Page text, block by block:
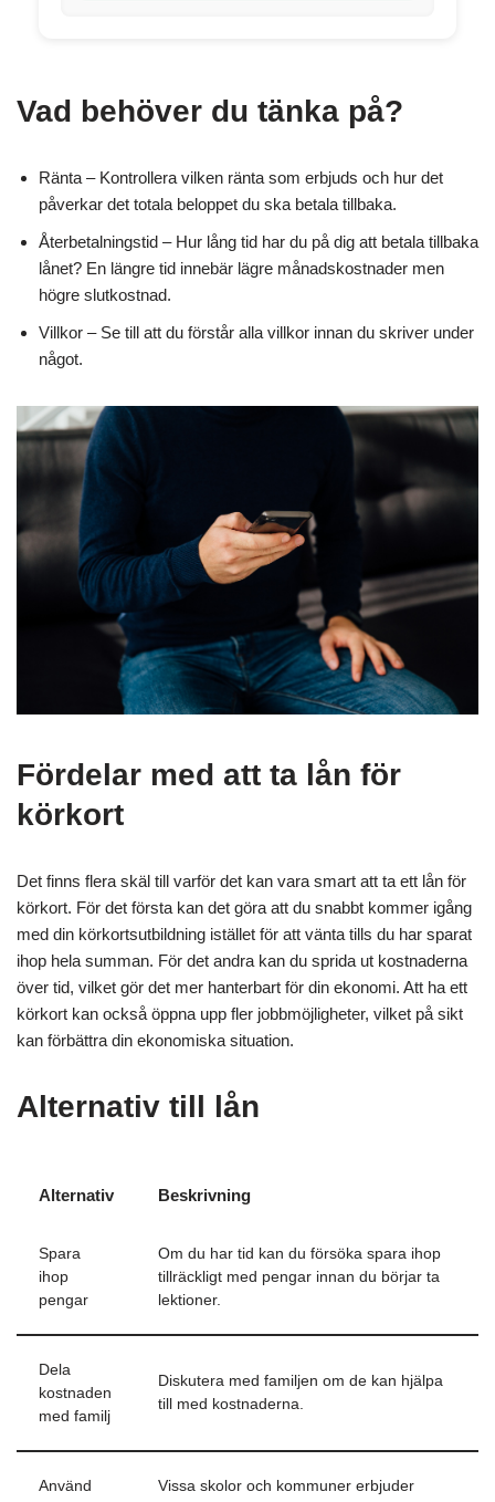
Vad behöver du tänka på?
Ränta – Kontrollera vilken ränta som erbjuds och hur det
påverkar det totala beloppet du ska betala tillbaka.
Återbetalningstid – Hur lång tid har du på dig att betala tillbaka
lånet? En längre tid innebär lägre månadskostnader men
högre slutkostnad.
Villkor – Se till att du förstår alla villkor innan du skriver under
något.
Fördelar med att ta lån för
körkort
Det finns flera skäl till varför det kan vara smart att ta ett lån för
körkort. För det första kan det göra att du snabbt kommer igång
med din körkortsutbildning istället för att vänta tills du har sparat
ihop hela summan. För det andra kan du sprida ut kostnaderna
över tid, vilket gör det mer hanterbart för din ekonomi. Att ha ett
körkort kan också öppna upp fler jobbmöjligheter, vilket på sikt
kan förbättra din ekonomiska situation.
Alternativ till lån
Alternativ Beskrivning
Spara
ihop
pengar
Om du har tid kan du försöka spara ihop
tillräckligt med pengar innan du börjar ta
lektioner.
Dela
kostnaden
med familj
Diskutera med familjen om de kan hjälpa
till med kostnaderna.
Använd
Vissa skolor och kommuner erbjuder